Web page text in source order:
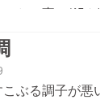
…との事…(´Д｀
いい世界に…
ぶる調子が